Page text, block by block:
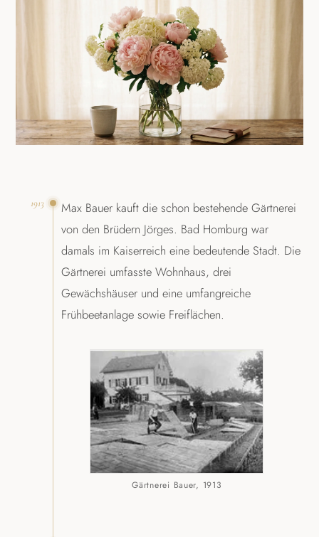
1913
Max Bauer kauft die schon bestehende Gärtnerei
von den Brüdern Jörges. Bad Homburg war
damals im Kaiserreich eine bedeutende Stadt. Die
Gärtnerei umfasste Wohnhaus, drei
Gewächshäuser und eine umfangreiche
Frühbeetanlage sowie Freiflächen.
Gärtnerei Bauer, 1913